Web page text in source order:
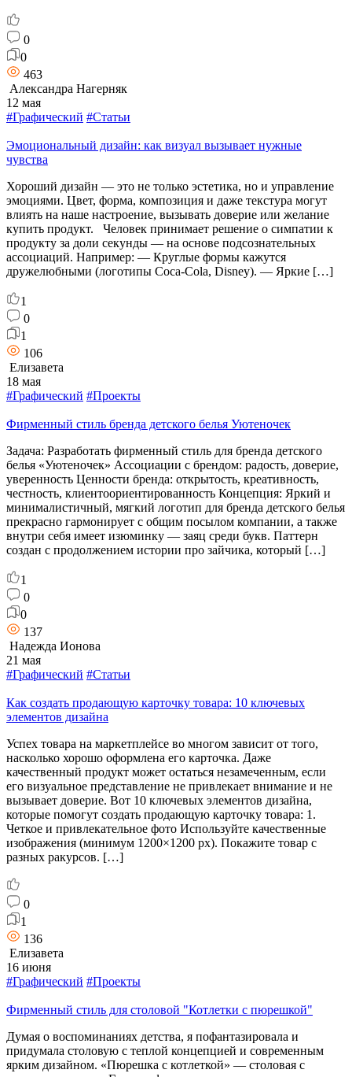
0
0
463
Александра Нагерняк
12 мая
#Графический #Статьи
Эмоциональный дизайн: как визуал вызывает нужные
чувства
Хороший дизайн — это не только эстетика, но и управление
эмоциями. Цвет, форма, композиция и даже текстура могут
влиять на наше настроение, вызывать доверие или желание
купить продукт. Человек принимает решение о симпатии к
продукту за доли секунды — на основе подсознательных
ассоциаций. Например: — Круглые формы кажутся
дружелюбными (логотипы Coca-Cola, Disney). — Яркие […]
1
0
1
106
Елизавета
18 мая
#Графический #Проекты
Фирменный стиль бренда детского белья Уютеночек
Задача: Разработать фирменный стиль для бренда детского
белья «Уютеночек» Ассоциации с брендом: радость, доверие,
уверенность Ценности бренда: открытость, креативность,
честность, клиентоориентированность Концепция: Яркий и
минималистичный, мягкий логотип для бренда детского белья
прекрасно гармонирует с общим посылом компании, а также
внутри себя имеет изюминку — заяц среди букв. Паттерн
создан с продолжением истории про зайчика, который […]
1
0
0
137
Надежда Ионова
21 мая
#Графический #Статьи
Как создать продающую карточку товара: 10 ключевых
элементов дизайна
Успех товара на маркетплейсе во многом зависит от того,
насколько хорошо оформлена его карточка. Даже
качественный продукт может остаться незамеченным, если
его визуальное представление не привлекает внимание и не
вызывает доверие. Вот 10 ключевых элементов дизайна,
которые помогут создать продающую карточку товара: 1.
Четкое и привлекательное фото Используйте качественные
изображения (минимум 1200×1200 px). Покажите товар с
разных ракурсов. […]
0
1
136
Елизавета
16 июня
#Графический #Проекты
Фирменный стиль для столовой "Котлетки с пюрешкой"
Думая о воспоминаниях детства, я пофантазировала и
придумала столовую с теплой концепцией и современным
ярким дизайном. «Пюрешка с котлеткой» — столовая с